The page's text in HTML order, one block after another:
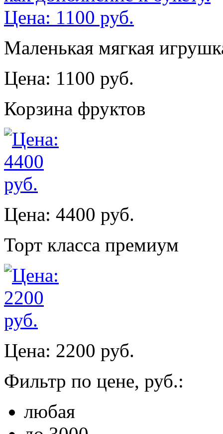
Маленькая мягкая
Цена: 1100 руб.
Корзина фруктов
Цена: 4400 руб.
Торт класса премиум
Цена: 2200 руб.
Фильтр по цене, руб.:
любая